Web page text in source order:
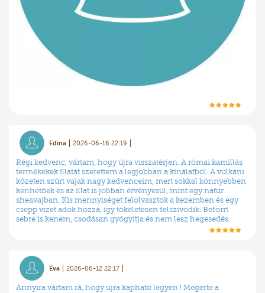
Edina 2026-06-16 22:19
Régi kedvenc, vártam, hogy újra visszatérjen. A római kamillás
termékekek illatát szerettem a legjobban a kínálatból. A vulkáni
kőzeten szűrt vajak nagy kedvenceim, mert sokkal könnyebben
kenhetőek és az illat is jobban érvényesül, mint egy natúr
sheavajban. Kis mennyiséget felolvasztok a kezemben és egy
csepp vizet adok hozzá, így tökéletesen felszívódik. Beforrt
sebre is kenem, csodásan gyógyítja és nem lesz hegesedés.
Éva 2026-06-12 22:17
Annyira vártam rá, hogy újra kapható legyen ! Megérte a